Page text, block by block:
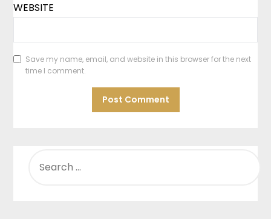
WEBSITE
Save my name, email, and website in this browser for the next
time I comment.
FOR: